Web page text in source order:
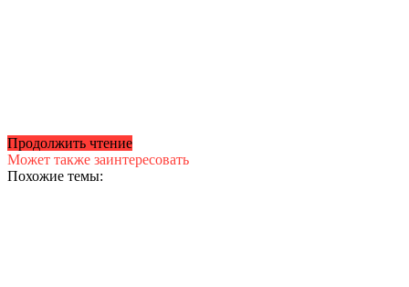
Продолжить чтение
Может также заинтересовать
Похожие темы: